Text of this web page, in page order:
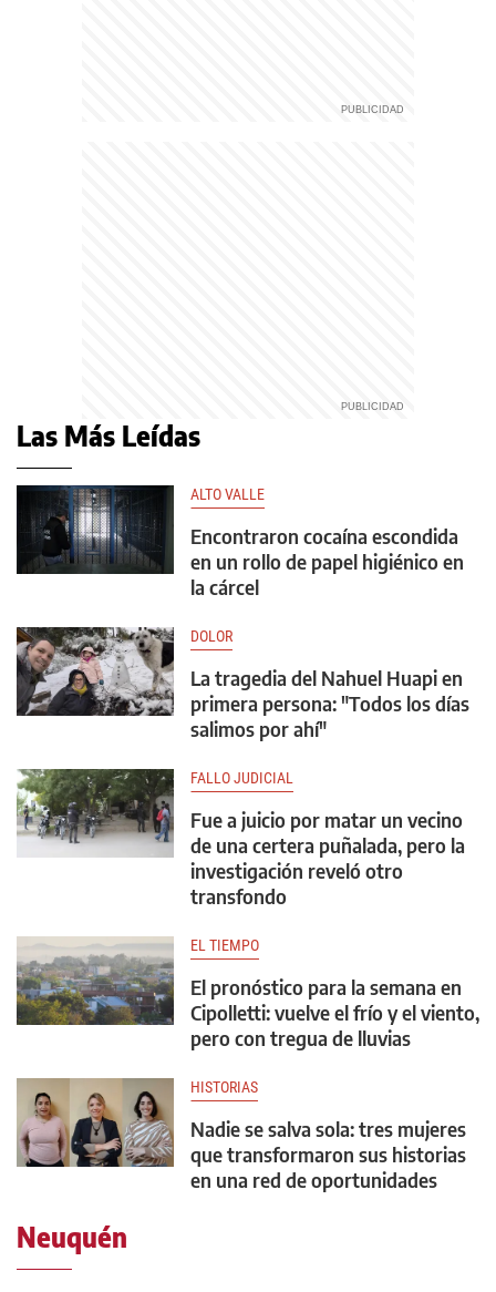
Las Más Leídas
ALTO VALLE
Encontraron cocaína escondida
en un rollo de papel higiénico en
la cárcel
DOLOR
La tragedia del Nahuel Huapi en
primera persona: "Todos los días
salimos por ahí"
FALLO JUDICIAL
Fue a juicio por matar un vecino
de una certera puñalada, pero la
investigación reveló otro
transfondo
EL TIEMPO
El pronóstico para la semana en
Cipolletti: vuelve el frío y el viento,
pero con tregua de lluvias
HISTORIAS
Nadie se salva sola: tres mujeres
que transformaron sus historias
en una red de oportunidades
Neuquén